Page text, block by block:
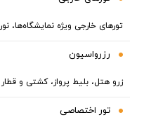
تورهای خارجی ویژه نمایشگاه‌ها،
رزرواسیون
زرو هتل، بلیط پرواز، کشتی و قطار
تور اختصاصی